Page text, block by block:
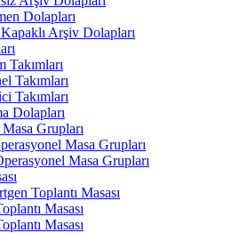
Dolapları
Kapaklı Arşiv Dolapları
Takımları
Takımları
Takımları
Dolapları
Grupları
Masa Grupları
Masa Grupları
Toplantı Masası
Masası
Masası